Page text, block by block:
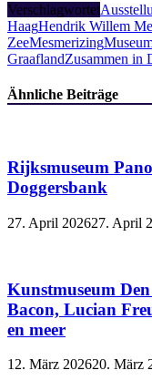
Verschlagwortet
HaagHendrik Willem
ZeeMesmerizing
GraaflandZusammen in
Ähnliche Beiträge
Rijksmuseum
Doggersbank
27. April 202627. April
Kunstmuseum
Bacon, Lucian
en meer
12. März 202620. März